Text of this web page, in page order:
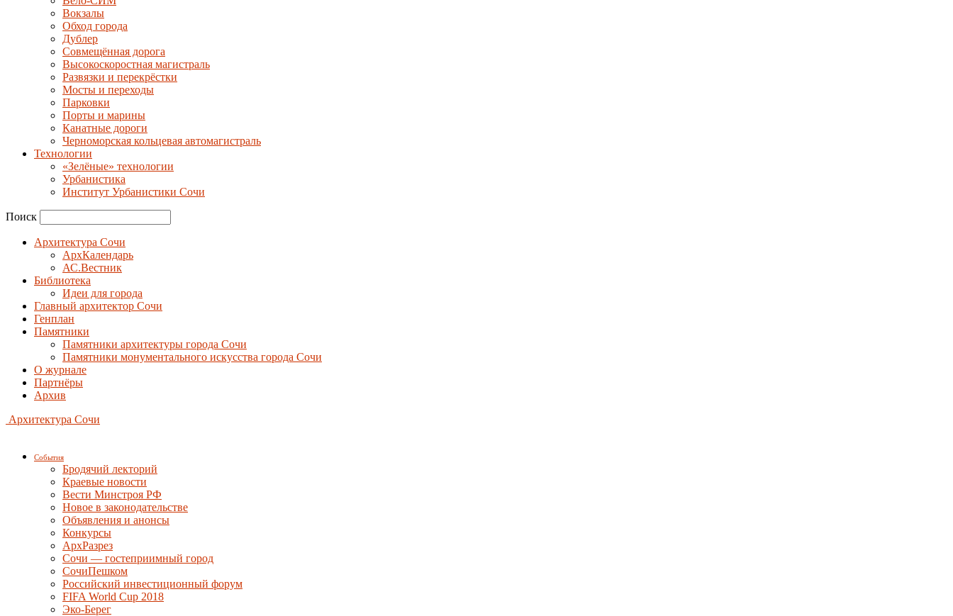
Вокзалы
Обход города
Дублер
Совмещённая дорога
Высокоскоростная магистраль
Развязки и перекрёстки
Мосты и переходы
Парковки
Порты и марины
Канатные дороги
Черноморская кольцевая автомагистраль
Технологии
«Зелёные» технологии
Урбанистика
Институт Урбанистики Сочи
Поиск
Архитектура Сочи
АрхКалендарь
АС.Вестник
Библиотека
Идеи для города
Главный архитектор Сочи
Генплан
Памятники
Памятники архитектуры города Сочи
Памятники монументального искусства города Сочи
О журнале
Партнёры
Архив
Архитектура Сочи
События
Бродячий лекторий
Краевые новости
Вести Минстроя РФ
Новое в законодательстве
Объявления и анонсы
Конкурсы
АрхРазрез
Сочи — гостеприимный город
СочиПешком
Российский инвестиционный форум
FIFA World Cup 2018
Эко-Берег